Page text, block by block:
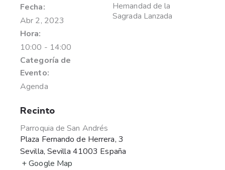
Fecha:
Abr 2, 2023
Hora:
10:00 - 14:00
Categoría de
Evento:
Agenda
Hemandad de la
Sagrada Lanzada
Recinto
Parroquia de San Andrés
Plaza Fernando de Herrera, 3
Sevilla, Sevilla 41003 España
+ Google Map